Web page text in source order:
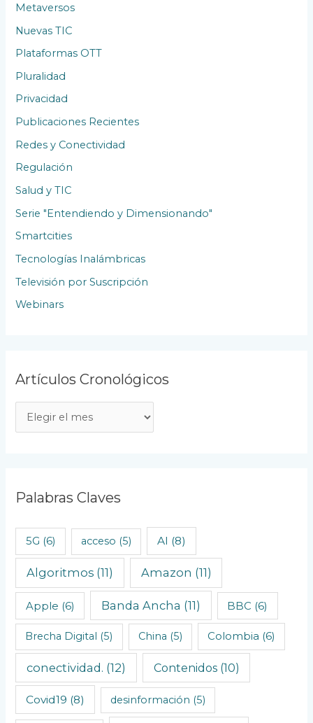
Metaversos
Nuevas TIC
Plataformas OTT
Pluralidad
Privacidad
Publicaciones Recientes
Redes y Conectividad
Regulación
Salud y TIC
Serie "Entendiendo y Dimensionando"
Smartcities
Tecnologías Inalámbricas
Televisión por Suscripción
Webinars
Artículos Cronológicos
r
c
o
C
n
ó
Palabras Claves
5G (6) acceso (5) AI (8)
Algoritmos (11) Amazon (11)
Apple (6) Banda Ancha (11) BBC (6)
Brecha Digital (5) China (5) Colombia (6)
conectividad. (12) Contenidos(10)
Covid19 (8) desinformación (5)